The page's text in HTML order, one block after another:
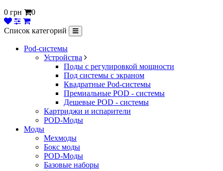
0 грн
0
Список категорий
Pod-системы
Устройства
Поды с регулировкой мощности
Под системы с экраном
Квадратные Pod-системы
Премиальные POD - системы
Дешевые POD - системы
Картриджи и испарители
POD-Моды
Моды
Мехмоды
Бокс моды
POD-Моды
Базовые наборы